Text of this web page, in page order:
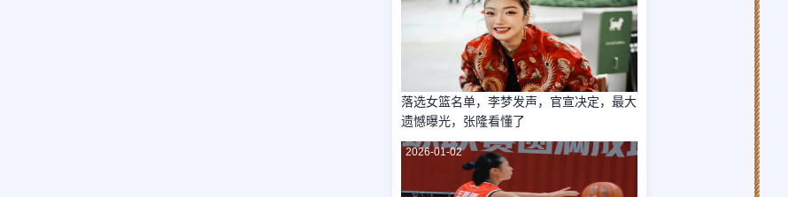
落选女篮名单，李梦发声，官宣决定，最大
遗憾曝光，张隆看懂了
2026-01-02